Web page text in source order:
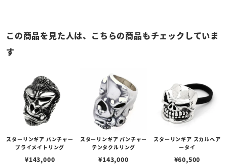
この商品を見た人は、こちらの商品もチェックしていま
す
スターリンギア パンチャー
プライメイトリング
¥143,000
スターリンギア パンチャー
テンタクルリング
¥143,000
スターリンギア スカルヘア
ータイ
¥60,500